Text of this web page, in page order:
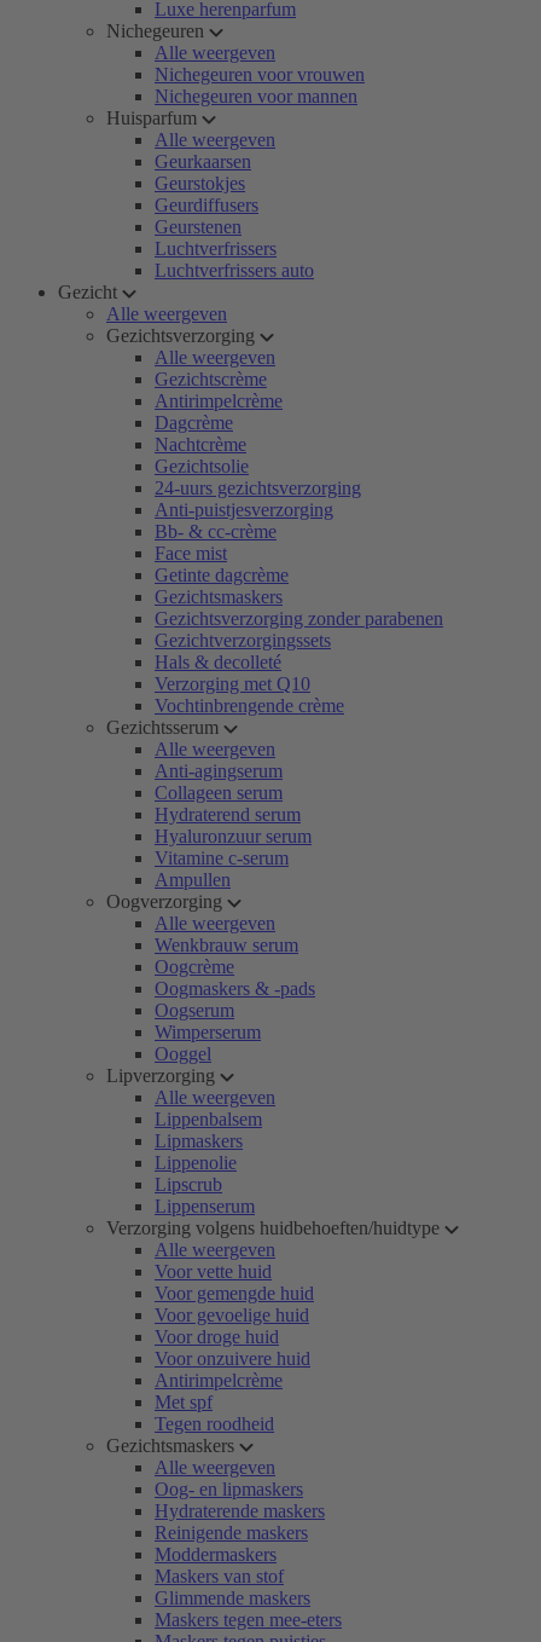
Luxe herenparfum
Nichegeuren
Alle weergeven
Nichegeuren voor vrouwen
Nichegeuren voor mannen
Huisparfum
Alle weergeven
Geurkaarsen
Geurstokjes
Geurdiffusers
Geurstenen
Luchtverfrissers
Luchtverfrissers auto
Gezicht
Alle weergeven
Gezichtsverzorging
Alle weergeven
Gezichtscrème
Antirimpelcrème
Dagcrème
Nachtcrème
Gezichtsolie
24-uurs gezichtsverzorging
Anti-puistjesverzorging
Bb- & cc-crème
Face mist
Getinte dagcrème
Gezichtsmaskers
Gezichtsverzorging zonder parabenen
Gezichtverzorgingssets
Hals & decolleté
Verzorging met Q10
Vochtinbrengende crème
Gezichtsserum
Alle weergeven
Anti-agingserum
Collageen serum
Hydraterend serum
Hyaluronzuur serum
Vitamine c-serum
Ampullen
Oogverzorging
Alle weergeven
Wenkbrauw serum
Oogcrème
Oogmaskers & -pads
Oogserum
Wimperserum
Ooggel
Lipverzorging
Alle weergeven
Lippenbalsem
Lipmaskers
Lippenolie
Lipscrub
Lippenserum
Verzorging volgens huidbehoeften/huidtype
Alle weergeven
Voor vette huid
Voor gemengde huid
Voor gevoelige huid
Voor droge huid
Voor onzuivere huid
Antirimpelcrème
Met spf
Tegen roodheid
Gezichtsmaskers
Alle weergeven
Oog- en lipmaskers
Hydraterende maskers
Reinigende maskers
Moddermaskers
Maskers van stof
Glimmende maskers
Maskers tegen mee-eters